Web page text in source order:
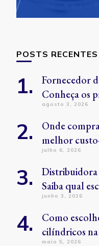
POSTS RECENTES
Fornecedor
Conheça os
agosto 3, 2026
Onde
melhor
julho 6, 2026
Distribuidora
Saiba qual
junho 3, 2026
Como
cilíndricos
maio 5, 2026